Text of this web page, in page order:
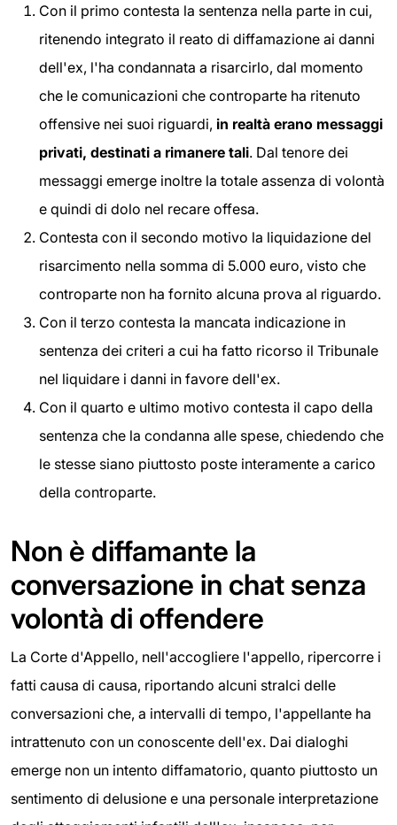
Con il primo contesta la sentenza nella parte in cui,
ritenendo integrato il reato di diffamazione ai danni
dell'ex, l'ha condannata a risarcirlo, dal momento
che le comunicazioni che controparte ha ritenuto
offensive nei suoi riguardi, in realtà erano messaggi
privati, destinati a rimanere tali. Dal tenore dei
messaggi emerge inoltre la totale assenza di volontà
e quindi di dolo nel recare offesa.
Contesta con il secondo motivo la liquidazione del
risarcimento nella somma di 5.000 euro, visto che
controparte non ha fornito alcuna prova al riguardo.
Con il terzo contesta la mancata indicazione in
sentenza dei criteri a cui ha fatto ricorso il Tribunale
nel liquidare i danni in favore dell'ex.
Con il quarto e ultimo motivo contesta il capo della
sentenza che la condanna alle spese, chiedendo che
le stesse siano piuttosto poste interamente a carico
della controparte.
Non è diffamante la
conversazione in chat senza
volontà di offendere
La Corte d'Appello, nell'accogliere l'appello, ripercorre i
fatti causa di causa, riportando alcuni stralci delle
conversazioni che, a intervalli di tempo, l'appellante ha
intrattenuto con un conoscente dell'ex. Dai dialoghi
emerge non un intento diffamatorio, quanto piuttosto un
sentimento di delusione e una personale interpretazione